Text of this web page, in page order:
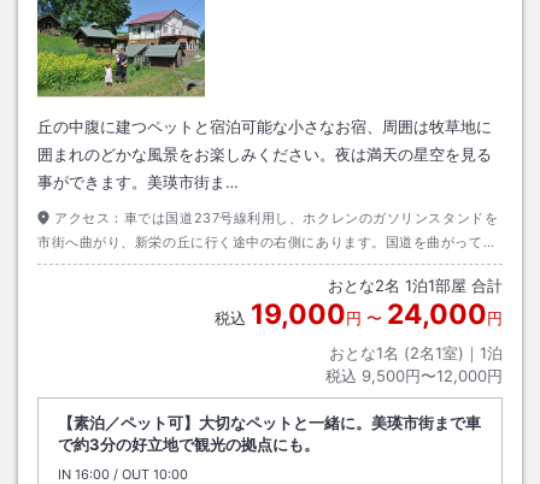
丘の中腹に建つペットと宿泊可能な小さなお宿、周囲は牧草地に
囲まれのどかな風景をお楽しみください。夜は満天の星空を見る
事ができます。美瑛市街ま…
アクセス： 車では国道237号線利用し、ホクレンのガソリンスタンドを
市街へ曲がり、新栄の丘に行く途中の右側にあります。国道を曲がって5
分程です。Map code:349-850-213℡0166-92-0305
おとな2名 1泊1部屋 合計
税込 19,000円 〜 24,000円
おとな1名 (2名1室)｜ 1泊
税込 9,500円〜12,000円
【素泊／ペット可】大切なペットと一緒に。美瑛市街まで車
で約3分の好立地で観光の拠点にも。
IN チェックイン
16:00 / OUT チェックアウト
10:00